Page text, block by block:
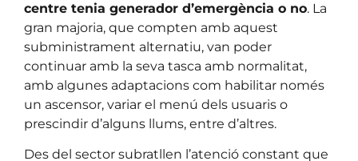
centre tenia generador d’emergència o no. La
gran majoria, que compten amb aquest
subministrament alternatiu, van poder
continuar amb la seva tasca amb normalitat,
amb algunes adaptacions com habilitar només
un ascensor, variar el menú dels usuaris o
prescindir d’alguns llums, entre d’altres.
Des del sector subratllen l’atenció constant que